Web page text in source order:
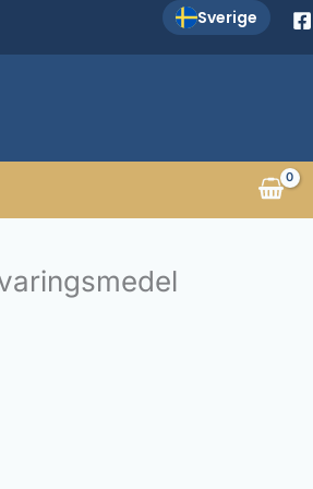
Sverige